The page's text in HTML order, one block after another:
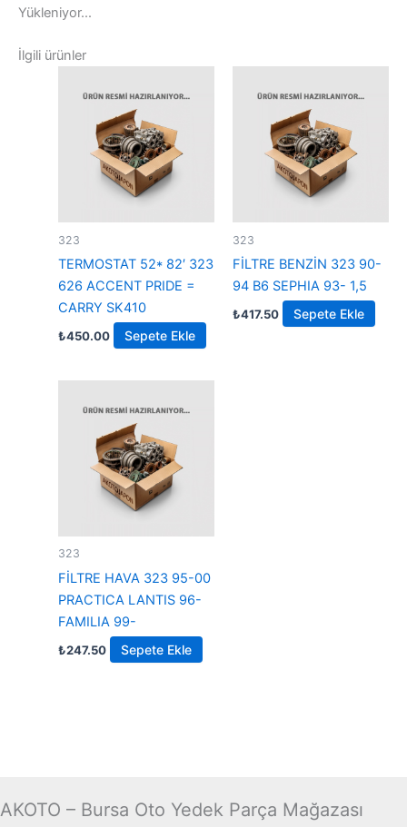
Yükleniyor...
İlgili ürünler
323
TERMOSTAT 52* 82′ 323
626 ACCENT PRIDE =
CARRY SK410
₺450.00 Sepete Ekle
323
FİLTRE BENZİN 323 90-
94 B6 SEPHIA 93- 1,5
₺417.50 Sepete Ekle
323
FİLTRE HAVA 323 95-00
PRACTICA LANTIS 96-
FAMILIA 99-
₺247.50 Sepete Ekle
AKOTO – Bursa Oto Yedek Parça Mağazası